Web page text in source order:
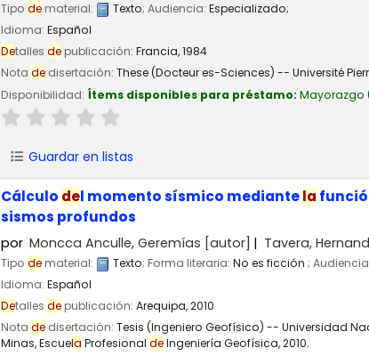
Tipo de material: Texto; Audiencia: Especializado;
Idioma: Español
Detalles de publicación: Francia,1984
Nota de disertación: These (Docteur es-Sciences) -- Université
Disponibilidad: Ítems disponibles para préstamo: Mayorazgo
Guardar en listas
Cálculo del momento sísmico mediantela
sismos profundos
por Moncca Anculle, Geremías [autor] Tavera,
Tipo dematerial: Texto; Forma literaria: No es ficción ;
Idioma: Español
Detalles depublicación: Arequipa,2010
Nota de disertación: Tesis (Ingeniero Geofísico) -- Universidad
Minas, Escuela Profesional deIngeniería Geofísica, 2010.